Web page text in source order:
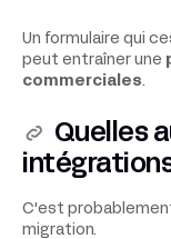
Un formulaire qui
peut entraîner une
commerciales.
Quelles
C'est
migration.